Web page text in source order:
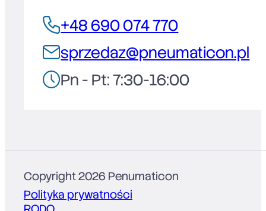
+48 690 074 770
sprzedaz@pneumaticon.pl
Pn - Pt: 7:30-16:00
Copyright 2026 Penumaticon
Polityka prywatności